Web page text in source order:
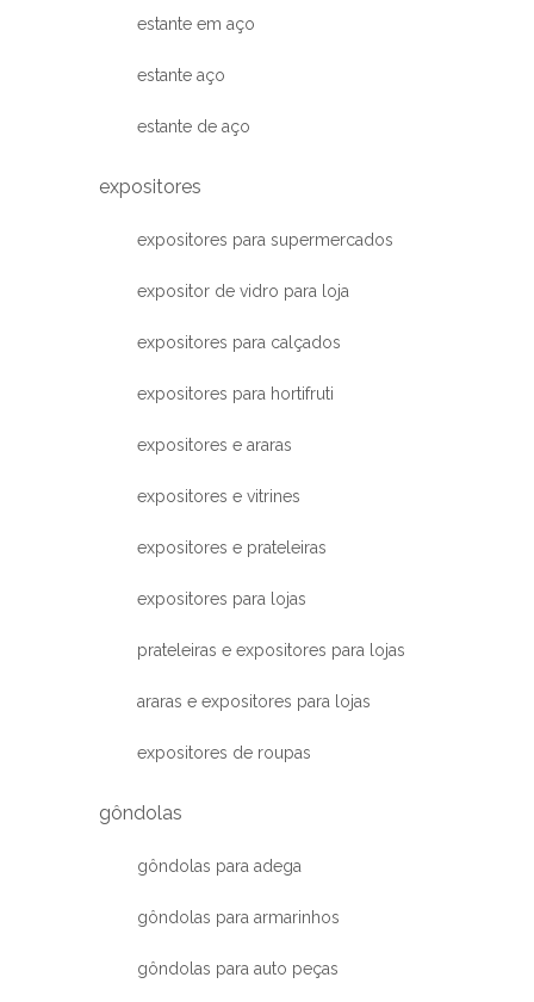
estante em aço
estante aço
estante de aço
expositores
expositores para supermercados
expositor de vidro para loja
expositores para calçados
expositores para hortifruti
expositores e araras
expositores e vitrines
expositores e prateleiras
expositores para lojas
prateleiras e expositores para lojas
araras e expositores para lojas
expositores de roupas
gôndolas
gôndolas para adega
gôndolas para armarinhos
gôndolas para auto peças